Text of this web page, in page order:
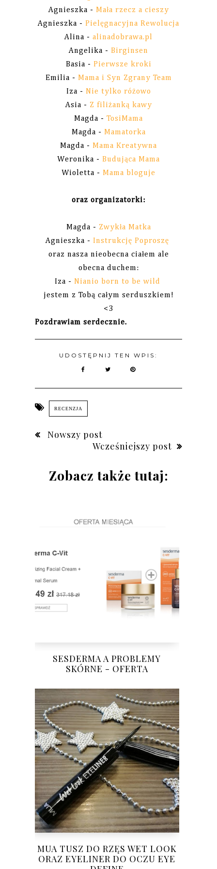
Agnieszka - Mała rzecz a cieszy
Agnieszka - Pielęgnacyjna Rewolucja
Alina - alinadobrawa.pl
Angelika - Birginsen
Basia - Pierwsze kroki
Emilia - Mama i Syn Zgrany Team
Iza - Nie tylko różowo
Asia - Z filiżanką kawy
Magda - TosiMama
Magda - Mamatorka
Magda - Mama Kreatywna
Weronika - Budująca Mama
Wioletta - Mama bloguje
oraz organizatorki:
Magda - Zwykła Matka
Agnieszka - Instrukcję Poproszę
oraz nasza nieobecna ciałem ale
obecna duchem:
Iza - Nianio born to be wild
jestem z Tobą całym serduszkiem!
<3
Pozdrawiam serdecznie.
UDOSTĘPNIJ TEN WPIS:
RECENZJA
Nowszy post
Wcześniejszy post
Zobacz także tutaj:
SESDERMA A PROBLEMY
SKÓRNE - OFERTA
MUA TUSZ DO RZĘS WET LOOK
ORAZ EYELINER DO OCZU EYE